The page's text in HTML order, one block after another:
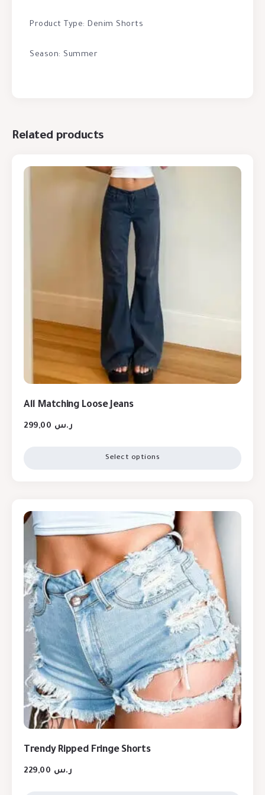
Product Type: Denim Shorts
Season: Summer
Related products
All Matching Loose Jeans
ر.س
Select options
Trendy Ripped Fringe Shorts
ر.س